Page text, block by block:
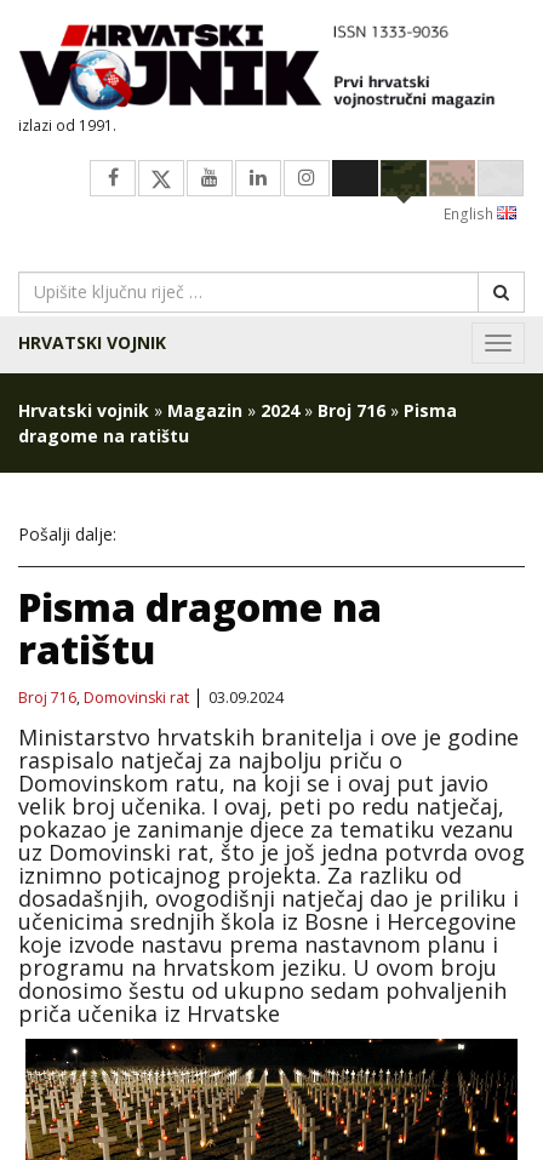
izlazi od 1991.
English
HRVATSKI VOJNIK
Hrvatski vojnik » Magazin » 2024» Broj 716 » Pisma
dragome na ratištu
Pošalji dalje:
Pisma dragome na
ratištu
Broj 716,Domovinski rat 03.09.2024
Ministarstvo hrvatskih branitelja i ove je godine
raspisalo natječaj za najbolju priču o
Domovinskom ratu, na koji se i ovaj put javio
velik broj učenika. I ovaj, peti po redu natječaj,
pokazao je zanimanje djece za tematiku vezanu
uz Domovinski rat, što je još jedna potvrda ovog
iznimno poticajnog projekta. Za razliku od
dosadašnjih, ovogodišnji natječaj dao je priliku i
učenicima srednjih škola iz Bosne i Hercegovine
koje izvode nastavu prema nastavnom planu i
programu na hrvatskom jeziku. U ovom broju
donosimo šestu od ukupno sedam pohvaljenih
priča učenika iz Hrvatske